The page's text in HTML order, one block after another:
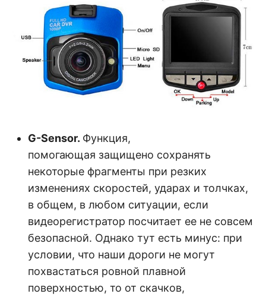
G-Sensor. Функция,
помогающая защищено сохранять
некоторые фрагменты при резких
изменениях скоростей, ударах и толчках,
в общем, в любом ситуации, если
видеорегистратор посчитает ее не совсем
безопасной. Однако тут есть минус: при
условии, что наши дороги не могут
похвастаться ровной плавной
поверхностью, то от скачков,